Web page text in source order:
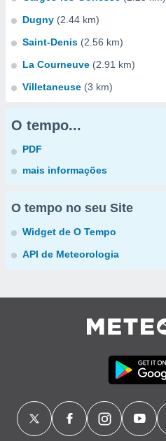
Dugny (2.44 km)
Saint-Denis (2.56 km)
La Courneuve (2.91 km)
Villetaneuse (3 km)
O tempo...
PDF
mais informações
O tempo no seu Site
Widget de O Tempo
API de Meteorologia